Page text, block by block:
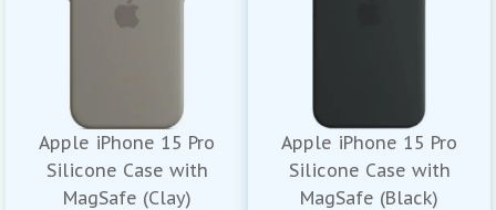
Apple iPhone 15 Pro
Silicone Case with
MagSafe (Clay)
Apple iPhone 15 Pro
Silicone Case with
MagSafe (Black)